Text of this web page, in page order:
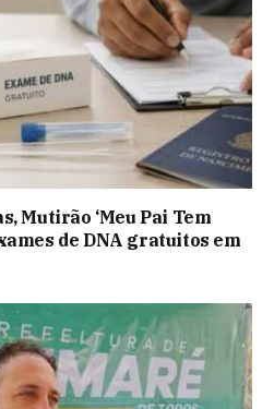
Mutirão ‘Meu Pai Tem
de DNA gratuitos em